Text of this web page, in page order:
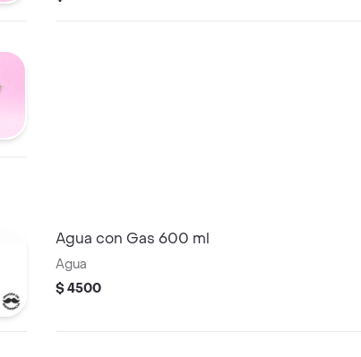
Agua con Gas 600 ml
Agua
$ 4500